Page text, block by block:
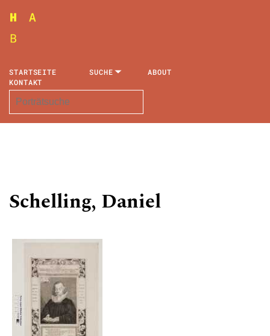
STARTSEITE SUCHE
ABOUT
KONTAKT
Schelling, Daniel